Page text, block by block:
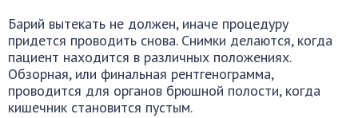
Барий вытекать не должен, иначе процедуру
придется проводить снова. Снимки делаются, когда
пациент находится в различных положениях.
Обзорная, или финальная рентгенограмма,
проводится для органов брюшной полости, когда
кишечник становится пустым.